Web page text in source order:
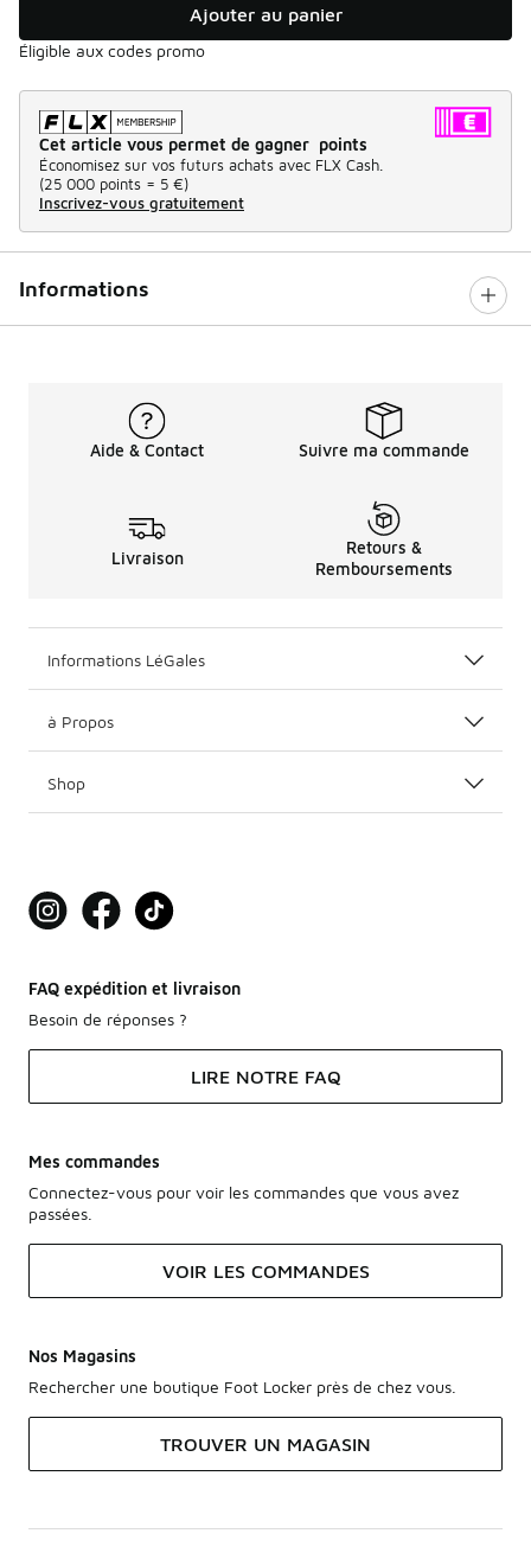
Ajouter au panier
Éligible aux codes promo
Cet article vous permet de gagner points
Économisez sur vos futurs achats avec FLX Cash.
(25 000 points = 5 €)
Inscrivez-vous gratuitement
Informations
Aide & Contact Suivre ma commande
Livraison
Retours &
Remboursements
Informations LéGales
à Propos
Shop
FAQ expédition et livraison
Besoin de réponses ?
LIRE NOTRE FAQ
Mes commandes
Connectez-vous pour voir les commandes que vous avez
passées.
VOIR LES COMMANDES
Nos Magasins
Rechercher une boutique Foot Locker près de chez vous.
TROUVER UN MAGASIN